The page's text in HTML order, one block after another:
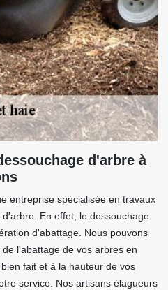
d'arbre à
entreprise spécialisée en travaux
En effet, le dessouchage
d'abattage. Nous pouvons
l'abattage de vos arbres en
fait et à la hauteur de vos
service. Nos artisans élagueurs